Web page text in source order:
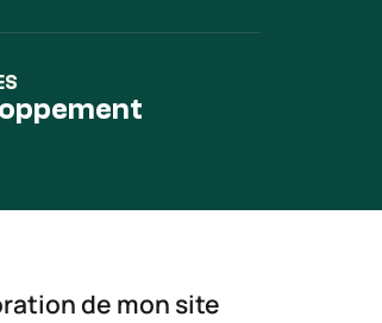
de mon site